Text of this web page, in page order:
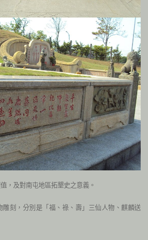
，及對南屯地區拓墾史之意義。
雕刻，分別是「福、祿、壽」三仙人物、麒麟送